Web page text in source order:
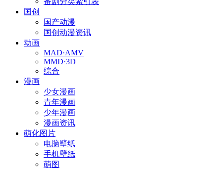
国创
国产动漫
国创动漫资讯
动画
MAD·AMV
MMD·3D
综合
漫画
少女漫画
青年漫画
少年漫画
漫画资讯
萌化图片
电脑壁纸
手机壁纸
萌图